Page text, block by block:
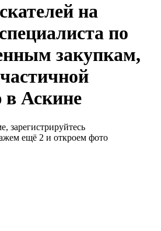
на
по
закупкам,
в Аскине
зарегистрируйтесь
ещё 2 и откроем фото